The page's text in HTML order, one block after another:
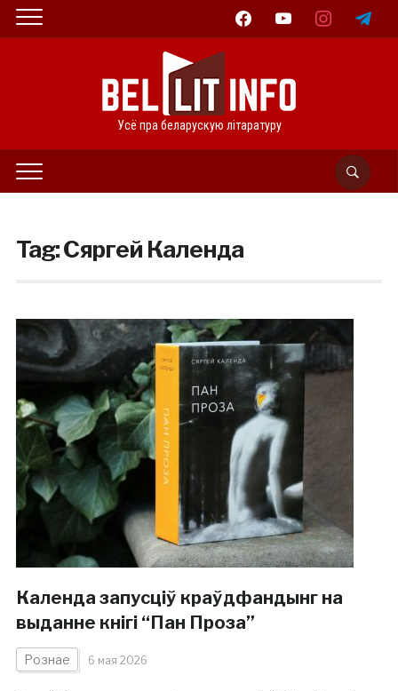
facebookyoutube instagramtelegram
Усё пра беларускую літаратуру
Tag:Сяргей Календа
Календа запусціў краўдфандынг на
выданне кнігі “Пан Проза”
Рознае 6 мая 2026